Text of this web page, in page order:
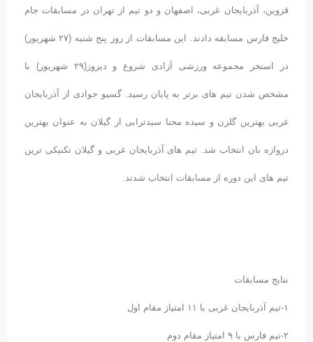
قزوین، آذربایجان غربی، اصفهان و دو تیم از تهران در مسابقات جام
خلیج فارس مسابقه دادند. این مسابقات از روز پنج شنبه (۲۷ شهریور)
در استخر مجموعه ورزشی آزادی شروع و دیروز(۲۹ شهریور) با
مشخص شدن تیم های برتر به پایان رسید. گسیو جوادی از آذربایجان
غربی بهترین گلزن و سیده محنا سیدترابی از گیلان به عنوان بهترین
دروازه بان انتخاب شد. تیم های آذربایجان غربی و گیلان تکنیکی ترین
تیم های این دوره از مسابقات انتخاب شدند.
نتایج مسابقات
۲-تیم فارس با ۹ امتیاز مقام دوم